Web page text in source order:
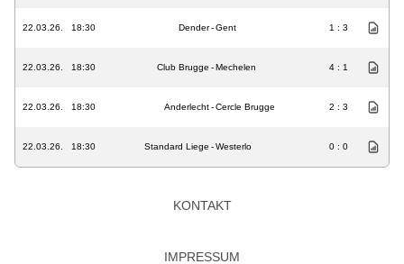
22.03.26. 18:30 Dender-Gent 1 : 3
22.03.26. 18:30 Club Brugge -Mechelen 4 : 1
22.03.26. 18:30 Anderlecht-Cercle Brugge 2 : 3
22.03.26. 18:30 Standard Liege -Westerlo 0 : 0
KONTAKT
IMPRESSUM